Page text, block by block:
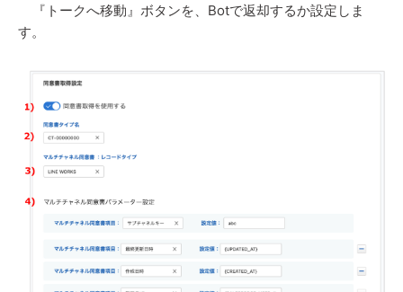
『トークへ移動』ボタンを、Botで返却するか設定しま
す。